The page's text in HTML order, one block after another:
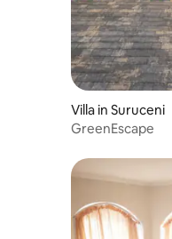
Villa in Suruceni
GreenEscape